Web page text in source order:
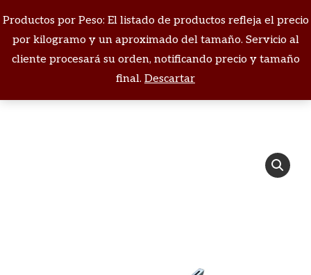
Productos por Peso: El listado de productos refleja el precio
por kilogramo y un aproximado del tamaño. Servicio al
cliente procesará su orden, notificando precio y tamaño
final. Descartar
Buscar:
Estás aquí: